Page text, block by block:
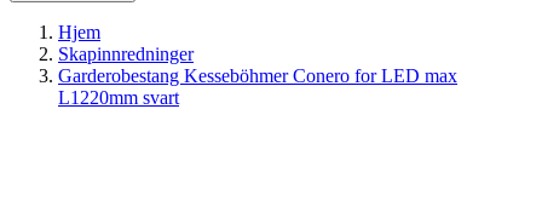
Hjem
Skapinnredninger
Garderobestang Kesseböhmer Conero for LED max
L1220mm svart